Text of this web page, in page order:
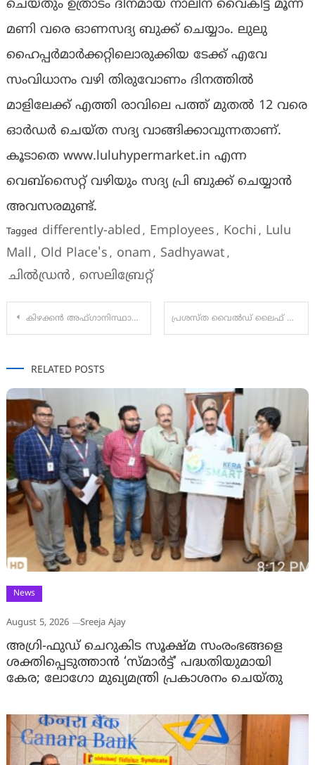
ചെയ്തും ഉത്രാടം ദിനമായ നാലിന് വൈകിട്ട് മൂന്ന്
മണി വരെ ഓണസദ്യ ബുക്ക് ചെയ്യാം. ലുലു
ഹൈപ്പർമാർക്കറ്റിലൊരുക്കിയ ടേക്ക് എവേ
സംവിധാനം വഴി തിരുവോണം ദിനത്തിൽ
മാളിലേക്ക് എത്തി രാവിലെ പത്ത് മുതൽ 12 വരെ
ഓർഡർ ചെയ്ത സദ്യ വാങ്ങിക്കാവുന്നതാണ്.
കൂടാതെ www.luluhypermarket.in എന്ന
വെബ്സൈറ്റ് വഴിയും സ​ദ്യ പ്രി ബുക്ക് ചെയ്യാൻ
അവസരമുണ്ട്.
Tagged differently-abled , Employees , Kochi , Lulu
Mall , Old Place's , onam , Sadhyawat ,
ചിൽഡ്രൻ, സെലിബ്രേറ്റ്
Post
കിഴക്കൻ അഫ്ഗാനിസ്ഥാനിൽ വൻ ഭൂകമ്പം; 600 ൽ അധികം പേർ കൊല്ലപ്പെട്ടു, ആയിരത്തോളം പേർക്ക് പരുക്കേറ്റു പ്രശസ്ത വൈല്‍ഡ് ലൈഫ് ഫോട്ടോഗ്രാഫര്‍ വസുധ ചക്രവര്‍ത്തിയെ സൗപർണികാ നദിയിൽ മരിച്ച നിലയിൽ കണ്ടെത്തി.
RELATED POSTS
News
August 5, 2026 Sreeja Ajay
അഗ്രി-ഫുഡ് ചെറുകിട സൂക്ഷ്മ സംരംഭങ്ങളെ
ശക്തിപ്പെടുത്താന്‍ ‘സ്മാര്‍ട്ട്’ പദ്ധതിയുമായി
കേര; ലോഗോ മുഖ്യമന്ത്രി പ്രകാശനം ചെയ്തു